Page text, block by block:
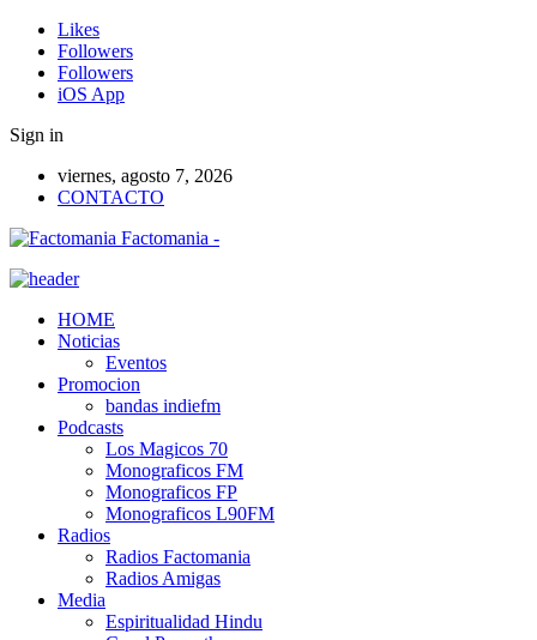
Likes
Followers
Followers
iOS App
Sign in
viernes, agosto 7, 2026
CONTACTO
Factomania -
HOME
Noticias
Eventos
Promocion
bandas indiefm
Podcasts
Los Magicos 70
Monograficos FM
Monograficos FP
Monograficos L90FM
Radios
Radios Factomania
Radios Amigas
Media
Espiritualidad Hindu